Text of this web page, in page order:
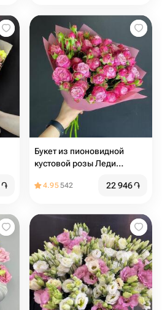
֏
Букет из пионовидной
кустовой розы Леди
4.95542 22 946֏